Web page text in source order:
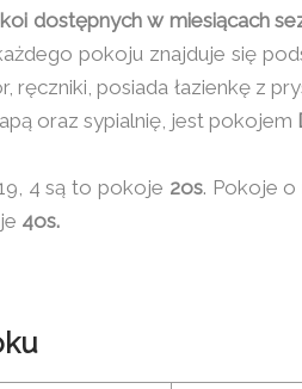
dostępnych w miesiącach
pokoju znajduje się
posiada łazienkę z
oraz sypialnię, jest pokojem
4 są to pokoje 2os. Pokoje o
4os.